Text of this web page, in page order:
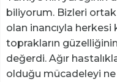
biliyorum. Bizleri
olan inancıyla herkesi
toprakların
değerdi. Ağır
olduğu mücadeleyi